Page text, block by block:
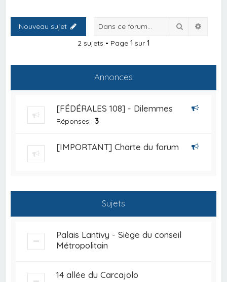
Nouveau sujet Rechercher
2 sujets • Page 1 sur 1
Annonces
[FÉDÉRALES 108] - Dilemmes
Réponses : 3
[IMPORTANT] Charte du forum
Sujets
Palais Lantivy - Siège du conseil
Métropolitain
14 allée du Carcajolo